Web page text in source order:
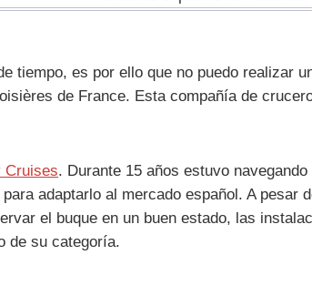
tiempo, es por ello que no puedo realizar
de France. Esta compañía de
Cruises. Durante 15 años estuvo
adaptarlo al mercado español. A
el buque en un buen estado, las
de su categoría.